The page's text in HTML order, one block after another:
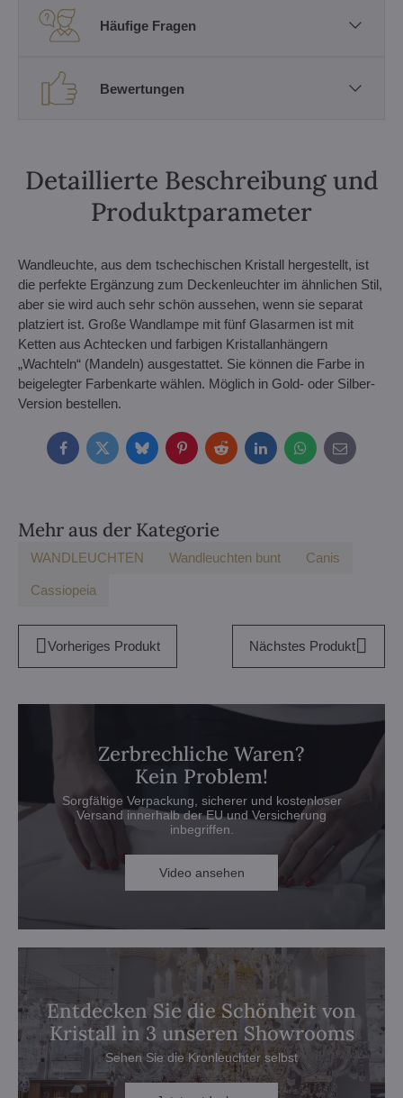
Häufige Fragen
Bewertungen
Detaillierte Beschreibung und
Produktparameter
Wandleuchte, aus dem tschechischen Kristall hergestellt, ist
die perfekte Ergänzung zum Deckenleuchter im ähnlichen Stil,
aber sie wird auch sehr schön aussehen, wenn sie separat
platziert ist. Große Wandlampe mit fünf Glasarmen ist mit
Ketten aus Achtecken und farbigen Kristallanhängern
„Wachteln“ (Mandeln) ausgestattet. Sie können die Farbe in
beigelegter Farbenkarte wählen. Möglich in Gold- oder Silber-
Version bestellen.
FacebookTwitterBlueskyPinterestRedditLinkedInWhatsApp
E-
mail
Mehr aus der Kategorie
WANDLEUCHTEN Wandleuchten bunt Canis
Cassiopeia
Vorheriges Produkt Nächstes Produkt
Zerbrechliche Waren?
Kein Problem!
Sorgfältige Verpackung, sicherer und kostenloser
Versand innerhalb der EU und Versicherung
inbegriffen.
Video ansehen
Entdecken Sie die Schönheit von
Kristall in 3 unseren Showrooms
Sehen Sie die Kronleuchter selbst